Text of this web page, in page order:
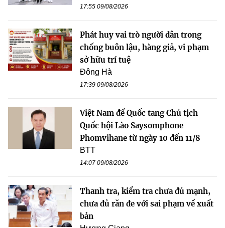
17:55 09/08/2026
Phát huy vai trò người dân trong
chống buôn lậu, hàng giả, vi phạm
sở hữu trí tuệ
Đông Hà
17:39 09/08/2026
Việt Nam để Quốc tang Chủ tịch
Quốc hội Lào Saysomphone
Phomvihane từ ngày 10 đến 11/8
BTT
14:07 09/08/2026
Thanh tra, kiểm tra chưa đủ mạnh,
chưa đủ răn đe với sai phạm về xuất
bản